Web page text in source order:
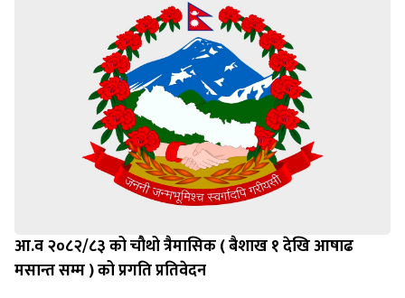
आ.व २०८२/८३ को चौथो त्रैमासिक ( बैशाख १ देखि आषाढ
मसान्त सम्म ) को प्रगति प्रतिवेदन